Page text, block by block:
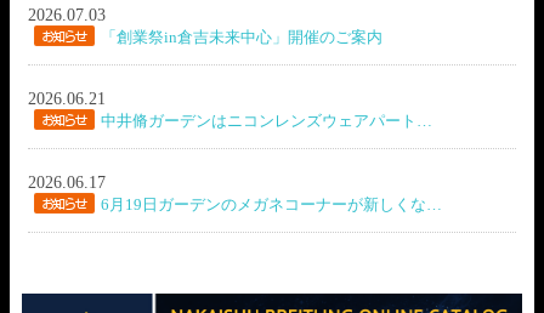
2026.07.03
「創業祭in倉吉未来中心」開催のご案内
2026.06.21
中井脩ガーデンはニコンレンズウェアパート…
2026.06.17
6月19日ガーデンのメガネコーナーが新しくな…